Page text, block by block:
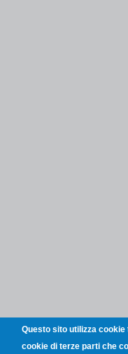
Questo sito utilizza
cookie di terze parti che